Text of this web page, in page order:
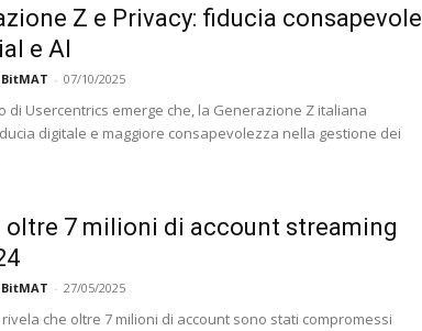
Z e Privacy: fiducia consapevole
e AI
- 07/10/2025
di Usercentrics emerge che, la Generazione Z italiana
digitale e maggiore consapevolezza nella gestione dei
oltre 7 milioni di account streaming
- 27/05/2025
che oltre 7 milioni di account sono stati compromessi